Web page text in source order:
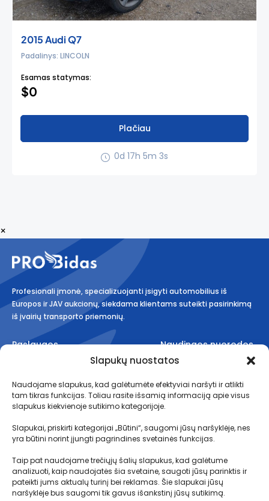
Slapukų nuostatos
Naudojame slapukus, kad galėtumėte efektyviai naršyti ir atlikti
tam tikras funkcijas. Toliau rasite išsamią informaciją apie visus
slapukus kiekvienoje sutikimo kategorijoje.
Slapukai, priskirti kategorijai „Būtini“, saugomi jūsų naršyklėje, nes
yra būtini norint įjungti pagrindines svetainės funkcijas.
Taip pat naudojame trečiųjų šalių slapukus, kad galėtume
analizuoti, kaip naudojatės šia svetaine, saugoti jūsų parinktis ir
pateikti jums aktualų turinį bei reklamas. Šie slapukai jūsų
naršyklėje bus saugomi tik gavus išankstinį jūsų sutikimą.
2015 Audi Q7
Padalinys: LINCOLN
Esamas statymas:
$0
Plačiau
0d 17h 5m 3s
×
Profesionali įmonė, specializuojanti įsigyti automobilius iš
Europos ir JAV aukcionų, siekdama klientams suteikti pasirinkimą
iš įvairių transporto priemonių.
Paslaugos
Planai
Logistika
Naudingos nuorodos
Taisyklės
Kaip tai veikia?
Transportavimo terminai
Muitinės procedūros
Depozito sąlygos
D.U.K.
Kontaktai